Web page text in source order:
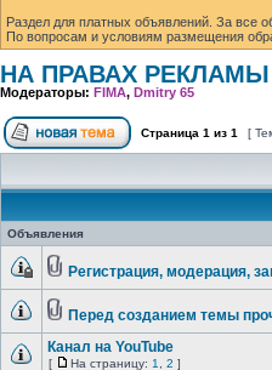
Раздел для платных объявлений. За все
По вопросам и условиям размещения
НА ПРАВАХ РЕКЛАМЫ
Модераторы: FIMA, Dmitry 65
Страница 1 из 1 [
Объявления
Регистрация, модерация,
Перед созданием темы
Канал на YouTube
[ На страницу: 1 2 ]